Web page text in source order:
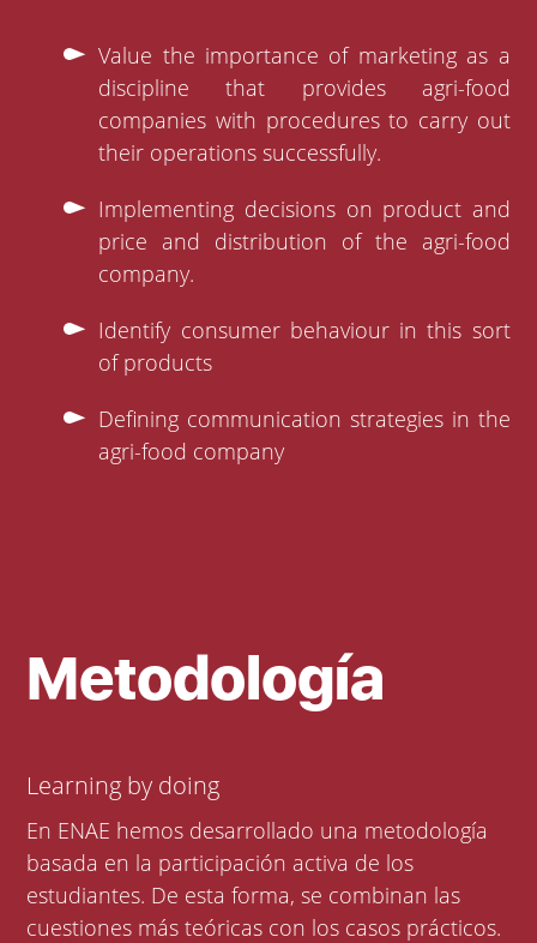
Value the importance of marketing as a
discipline that provides agri-food
companies with procedures to carry out
their operations successfully.
Implementing decisions on product and
price and distribution of the agri-food
company.
Identify consumer behaviour in this sort
of products
Defining communication strategies in the
agri-food company
Metodología
Learning by doing
En ENAE hemos desarrollado una metodología
basada en la participación activa de los
estudiantes. De esta forma, se combinan las
cuestiones más teóricas con los casos prácticos.